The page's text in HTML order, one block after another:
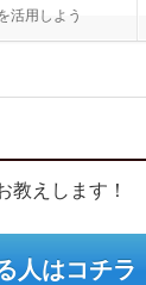
活用しよう
教えします！
人はコチラ